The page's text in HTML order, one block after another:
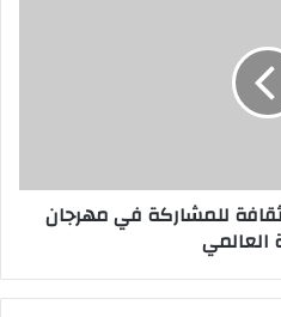
للمشاركة في مهرجان
العالمي